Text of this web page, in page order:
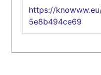
https://
5e8b494ce69